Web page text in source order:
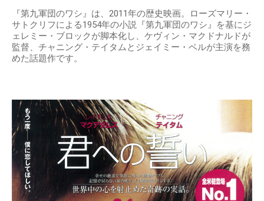
『第九軍団のワシ』は、2011年の歴史映画。ローズマリー・
サトクリフによる1954年の小説『第九軍団のワシ』を基にジ
ェレミー・ブロックが脚本化し、ケヴィン・マクドナルドが
監督、チャニング・テイタムとジェイミー・ベルが主演を務
めた話題作です。